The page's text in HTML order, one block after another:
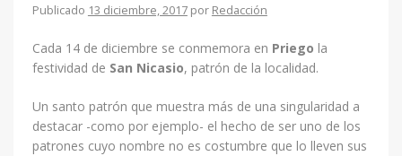
Publicado 13 diciembre, 2017por Redacción
Cada 14 de diciembre se conmemora en Priego la
festividad de San Nicasio, patrón de la localidad.
Un santo patrón que muestra más de una singularidad a
destacar -como por ejemplo- el hecho de ser uno de los
patrones cuyo nombre no es costumbre que lo lleven sus